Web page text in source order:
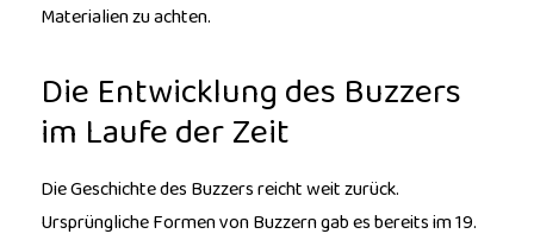
Materialien zu achten.
Die Entwicklung des Buzzers
im Laufe der Zeit
Die Geschichte des Buzzers reicht weit zurück.
Ursprüngliche Formen von Buzzern gab es bereits im 19.